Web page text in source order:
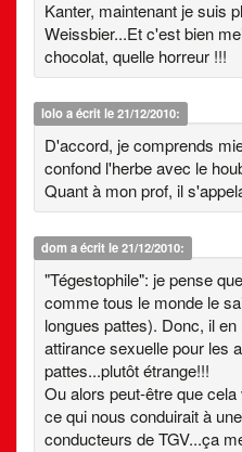
Kanter, maintenant je suis
Weissbier...Et c'est bien
chocolat, quelle horreur !!!
loloa écrit le 21/12/2010:
D'accord, je comprends
confond l'herbe avec le
Quant à mon prof, il
doma écrit le 21/12/2010:
"Tégestophile": je pense
comme tous le monde le
longues pattes). Donc, il
attirance sexuelle pour les
pattes...plutôt étrange!!!
Ou alors peut-être que
ce qui nous conduirait à
conducteurs de TGV...ça